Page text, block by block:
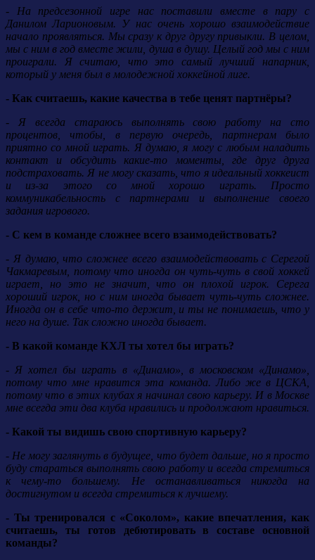
- На предсезонной игре нас поставили вместе в пару с
Данилом Ларионовым. У нас очень хорошо взаимодействие
начало проявляться. Мы сразу к друг другу привыкли. В целом,
мы с ним в год вместе жили, душа в душу. Целый год мы с ним
проиграли. Я считаю, что это самый лучший напарник,
который у меня был в молодежной хоккейной лиге.
- Как считаешь, какие качества в тебе ценят партнёры?
- Я всегда стараюсь выполнять свою работу на сто
процентов, чтобы, в первую очередь, партнерам было
приятно со мной играть. Я думаю, я могу с любым наладить
контакт и обсудить какие-то моменты, где друг друга
подстраховать. Я не могу сказать, что я идеальный хоккеист
и из-за этого со мной хорошо играть. Просто
коммуникабельность с партнерами и выполнение своего
задания игрового.
- С кем в команде сложнее всего взаимодействовать?
- Я думаю, что сложнее всего взаимодействовать с Серегой
Чакмаревым, потому что иногда он чуть-чуть в свой хоккей
играет, но это не значит, что он плохой игрок. Серега
хороший игрок, но с ним иногда бывает чуть-чуть сложнее.
Иногда он в себе что-то держит, и ты не понимаешь, что у
него на душе. Так сложно иногда бывает.
- В какой команде КХЛ ты хотел бы играть?
- Я хотел бы играть в «Динамо», в московском «Динамо»,
потому что мне нравится эта команда. Либо же в ЦСКА,
потому что в этих клубах я начинал свою карьеру. И в Москве
мне всегда эти два клуба нравились и продолжают нравиться.
- Какой ты видишь свою спортивную карьеру?
- Не могу заглянуть в будущее, что будет дальше, но я просто
буду стараться выполнять свою работу и всегда стремиться
к чему-то большему. Не останавливаться никогда на
достигнутом и всегда стремиться к лучшему.
- Ты тренировался с «Соколом», какие впечатления, как
считаешь, ты готов дебютировать в составе основной
команды?